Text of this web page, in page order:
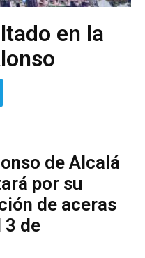
en la
de Alcalá
por su
de aceras
3 de